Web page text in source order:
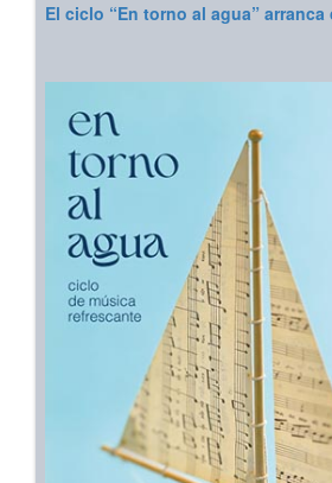
El ciclo “En torno al agua” arranca